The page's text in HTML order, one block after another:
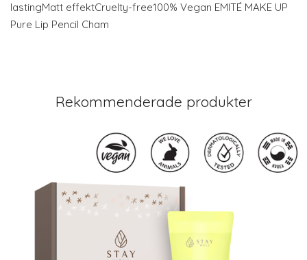
lastingMatt effektCruelty-free100% Vegan EMITÉ MAKE UP
Pure Lip Pencil Cham
Rekommenderade produkter